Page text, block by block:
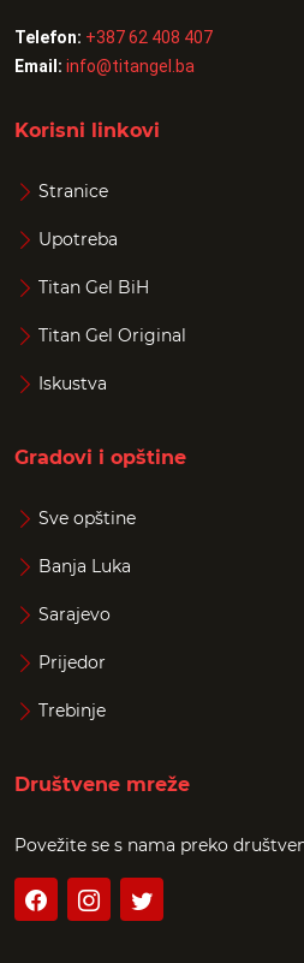
Telefon: +387 62 408 407
Email: info@titangel.ba
Korisni linkovi
Stranice
Upotreba
Titan Gel BiH
Titan Gel Original
Iskustva
Gradovi i opštine
Sve opštine
Banja Luka
Sarajevo
Prijedor
Trebinje
Društvene mreže
Povežite se s nama preko